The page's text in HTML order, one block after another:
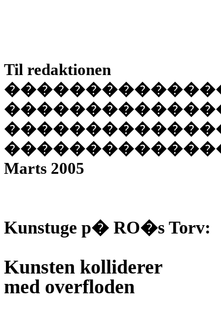
Til redaktionen
Marts 2005
Kunstuge p� RO�s Torv:
Kunsten kolliderer
med overfloden